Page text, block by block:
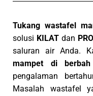
Tukang wastafel
solusi KILATdan
saluran air Anda.
mampet di berbah
pengalaman
Masalah wastafel